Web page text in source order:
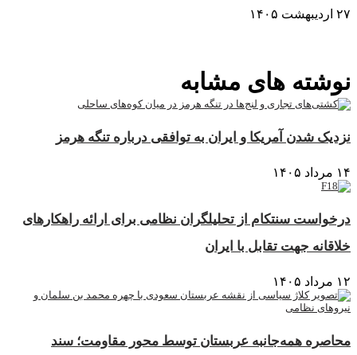
۲۷ اردیبهشت ۱۴۰۵
نوشته های مشابه
نزدیک شدن آمریکا و ایران به توافقی درباره تنگه هرمز
۱۴ مرداد ۱۴۰۵
درخواست سنتکام از تحلیلگران نظامی برای ارائه راهکارهای
خلاقانه جهت تقابل با ایران
۱۲ مرداد ۱۴۰۵
محاصره همه‌جانبه عربستان توسط محور مقاومت؛ سند